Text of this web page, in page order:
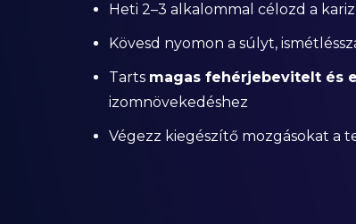
Heti 2–3 alkalommal célozd a
Kövesd nyomon a súlyt,
Tarts magas fehérjebevitelt és
izomnövekedéshez
Végezz kiegészítő mozgásokat a